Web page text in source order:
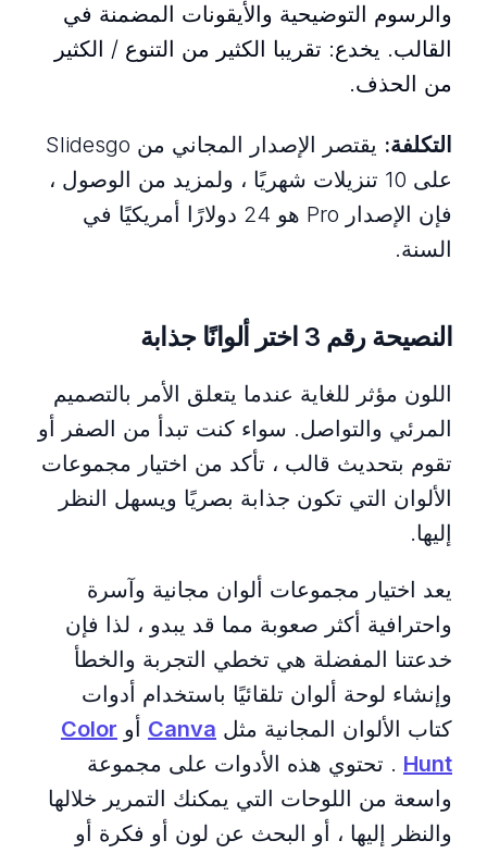
والرسوم التوضيحية والأيقونات المضمنة في
القالب. يخدع: تقريبا الكثير من التنوع / الكثير
من الحذف.
التكلفة:
يقتصر الإصدار المجاني من Slidesgo
على 10 تنزيلات شهريًا ، ولمزيد من الوصول ،
فإن الإصدار Pro هو 24 دولارًا أمريكيًا في
السنة.
النصيحة رقم 3 اختر ألوانًا جذابة
اللون مؤثر للغاية عندما يتعلق الأمر بالتصميم
المرئي والتواصل. سواء كنت تبدأ من الصفر أو
تقوم بتحديث قالب ، تأكد من اختيار مجموعات
الألوان التي تكون جذابة بصريًا ويسهل النظر
إليها.
يعد اختيار مجموعات ألوان مجانية وآسرة
واحترافية أكثر صعوبة مما قد يبدو ، لذا فإن
خدعتنا المفضلة هي تخطي التجربة والخطأ
وإنشاء لوحة ألوان تلقائيًا باستخدام أدوات
كتاب الألوان المجانية مثل Canva أو Color
Hunt . تحتوي هذه الأدوات على مجموعة
واسعة من اللوحات التي يمكنك التمرير خلالها
والنظر إليها ، أو البحث عن لون أو فكرة أو